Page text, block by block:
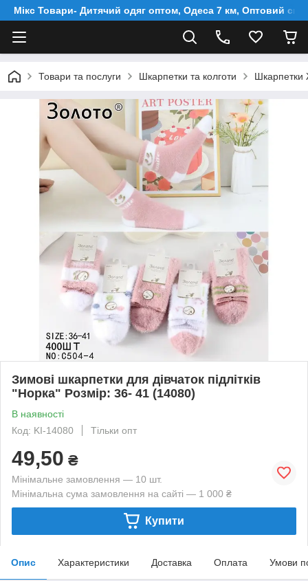
Мікс Товари- Дитячий одяг оптом, Одеса 7 км, Оптовий
Товари та послуги Шкарпетки та колготи Шкарпетки
Зимові шкарпетки для дівчаток підлітків
"Норка" Розмір: 36- 41 (14080)
В наявності
Код: KI-14080
Тільки опт
49,50 ₴
Мінімальне замовлення — 10 шт.
Мінімальна сума замовлення на сайті — 1 000 ₴
Купити
Опис Характеристики Доставка Оплата Умови